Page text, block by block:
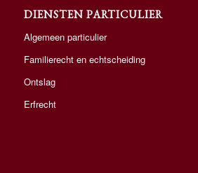
DIENSTEN PARTICULIER
Algemeen particulier
Familierecht en echtscheiding
Ontslag
Erfrecht